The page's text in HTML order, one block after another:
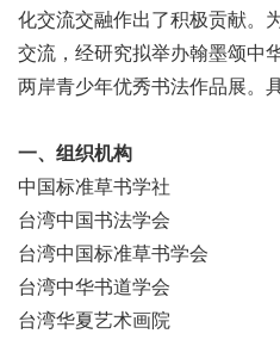
化交流交融作出了积极贡献。
交流，经研究拟举办翰墨颂中
两岸青少年优秀书法作品展。
一、组织机构
中国标准草书学社
台湾中国书法学会
台湾中国标准草书学会
台湾中华书道学会
台湾华夏艺术画院